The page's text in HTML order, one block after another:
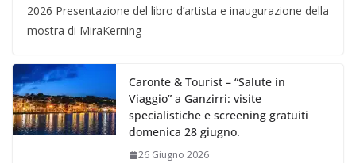
2026 Presentazione del libro d’artista e inaugurazione della
mostra di MiraKerning
Caronte & Tourist – “Salute in
Viaggio” a Ganzirri: visite
specialistiche e screening gratuiti
domenica 28 giugno.
26 Giugno 2026